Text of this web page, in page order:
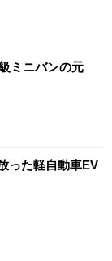
ミニバンの元
った軽自動車EV